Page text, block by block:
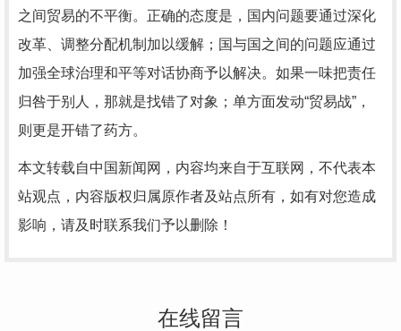
之间贸易的不平衡。正确的态度是，国内问题要通过深化
改革、调整分配机制加以缓解；国与国之间的问题应通过
加强全球治理和平等对话协商予以解决。如果一味把责任
归咎于别人，那就是找错了对象；单方面发动“贸易战”，
则更是开错了药方。
本文转载自中国新闻网，内容均来自于互联网，不代表本
站观点，内容版权归属原作者及站点所有，如有对您造成
影响，请及时联系我们予以删除！
在线留言